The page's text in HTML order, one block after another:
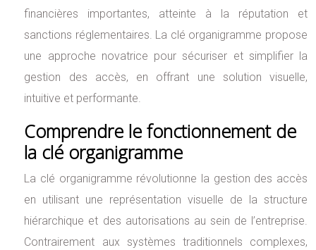
financières importantes, atteinte à la réputation et
sanctions réglementaires. La clé organigramme propose
une approche novatrice pour sécuriser et simplifier la
gestion des accès, en offrant une solution visuelle,
intuitive et performante.
Comprendre le fonctionnement de
la clé organigramme
La clé organigramme révolutionne la gestion des accès
en utilisant une représentation visuelle de la structure
hiérarchique et des autorisations au sein de l’entreprise.
Contrairement aux systèmes traditionnels complexes,